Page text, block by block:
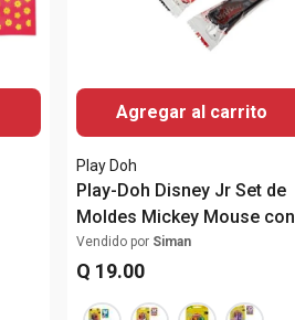
Agregar al carrito
Play Doh
Play-Doh Disney Jr Set de
Moldes Mickey Mouse con
2 Barras de Masa para
Moldear
Vendido por Siman
Q 19.00